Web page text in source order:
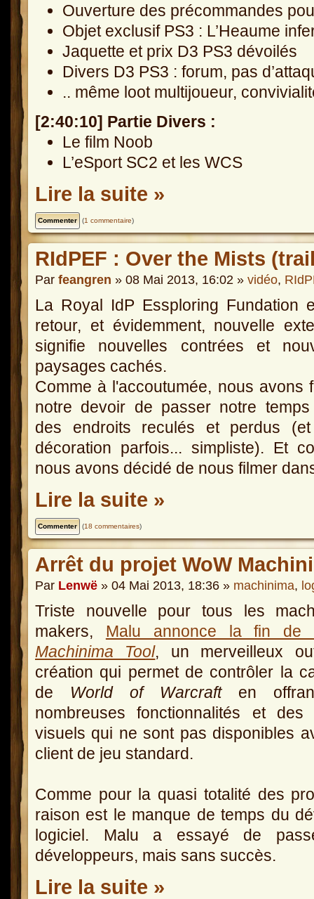
Ouverture des précommandes
Objet exclusif PS3 : L’Heaume
Jaquette et prix D3 PS3 dévoilés
Divers D3 PS3 : forum, pas
.. même loot multijoueur,
[2:40:10] Partie Divers :
Le film Noob
L’eSport SC2 et les WCS
Lire la suite »
(1 commentaire)
RIdPEF : Over the Mists
Par feangren » 08 Mai 2013, 16:02 » vidéo,
La Royal IdP Essploring Fundation
retour, et évidemment, nouvelle
signifie nouvelles contrées et
paysages cachés.
Comme à l'accoutumée, nous avons
notre devoir de passer notre
des endroits reculés et perdus
décoration parfois... simpliste). Et
nous avons décidé de nous filmer
Lire la suite »
(18 commentaires)
Arrêt du projet WoW
Par Lenwë » 04 Mai 2013, 18:36 » machinima,
Triste nouvelle pour tous les
makers, Malu annonce la fin de
Machinima Tool, un merveilleux
création qui permet de contrôler la
de World of Warcraften
nombreuses fonctionnalités et des
visuels qui ne sont pas disponibles
client de jeu standard.
Comme pour la quasi totalité des
raison est le manque de temps du
logiciel. Malu a essayé de
développeurs, mais sans succès.
Lire la suite »